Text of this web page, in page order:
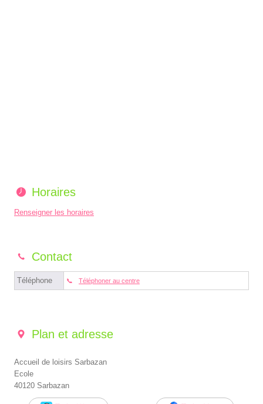
Horaires
Renseigner les horaires
Contact
Téléphone Téléphoner au centre
Plan et adresse
Accueil de loisirs Sarbazan
Ecole
40120 Sarbazan